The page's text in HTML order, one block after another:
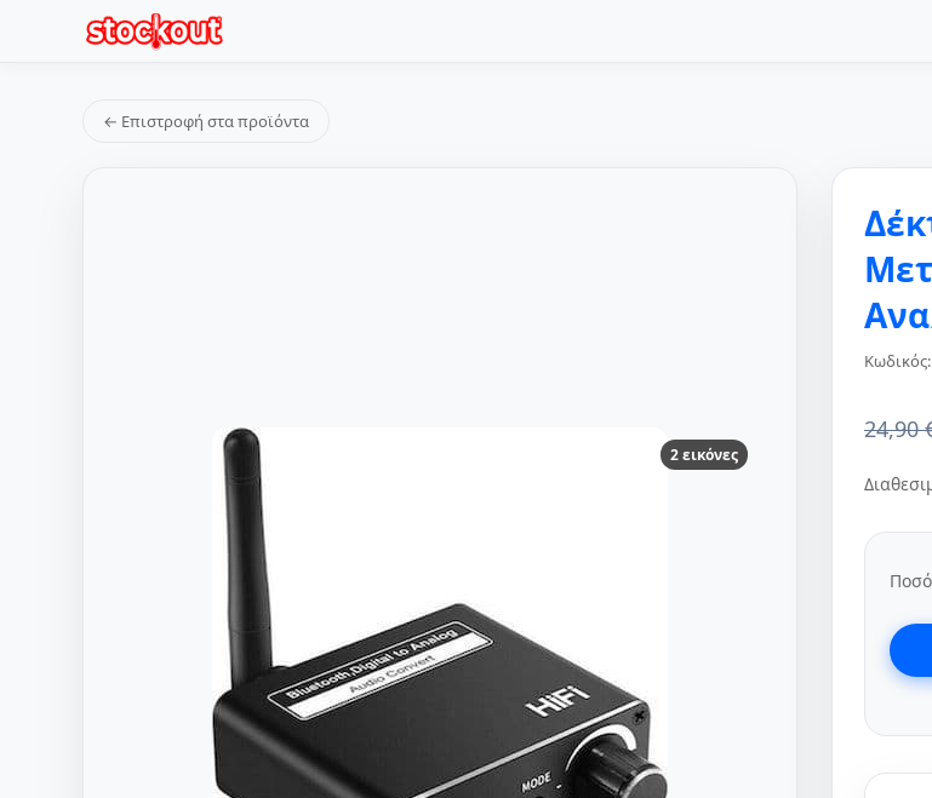
← Επιστροφή στα προϊόντα
2 εικόνες
24,90